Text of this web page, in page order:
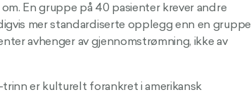
En gruppe på 40 pasienter krever andre
mer standardiserte opplegg enn en gruppe
avhenger av gjennomstrømning, ikke av
er kulturelt forankret i amerikansk